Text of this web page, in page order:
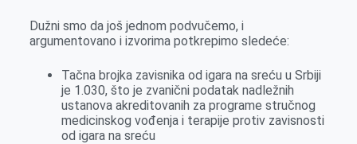
Dužni smo da još jednom podvučemo, i
argumentovano i izvorima potkrepimo sledeće:
Tačna brojka zavisnika od igara na sreću u Srbiji
je 1.030, što je zvanični podatak nadležnih
ustanova akreditovanih za programe stručnog
medicinskog vođenja i terapije protiv zavisnosti
od igara na sreću